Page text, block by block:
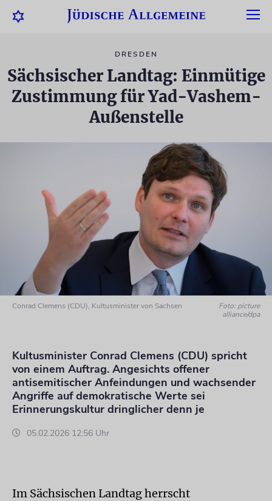
DRESDEN
Sächsischer Landtag: Einmütige
Zustimmung für Yad-Vashem-
Außenstelle
Conrad Clemens (CDU), Kultusminister von Sachsen
Foto: picture
alliance/dpa
Kultusminister Conrad Clemens (CDU) spricht
von einem Auftrag. Angesichts offener
antisemitischer Anfeindungen und wachsender
Angriffe auf demokratische Werte sei
Erinnerungskultur dringlicher denn je
05.02.2026 12:56 Uhr
Im Sächsischen Landtag herrscht